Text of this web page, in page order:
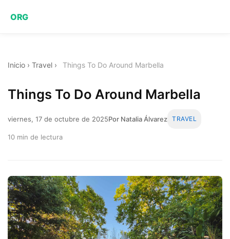
ORG
Inicio › Travel › Things To Do Around Marbella
Things To Do Around Marbella
viernes, 17 de octubre de 2025Por Natalia Álvarez TRAVEL
10 min de lectura